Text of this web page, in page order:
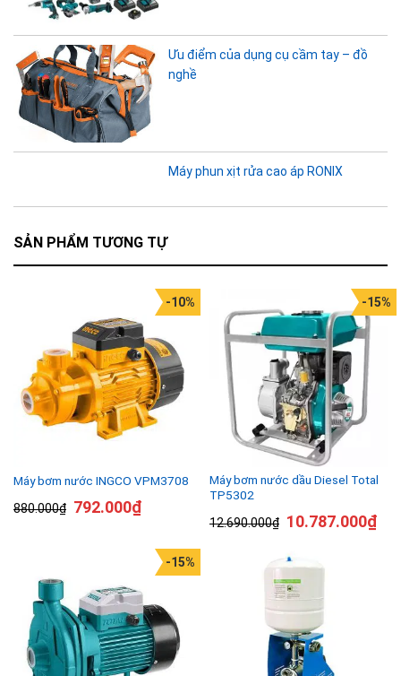
Ưu điểm của dụng cụ cầm tay – đồ
nghề
Máy phun xịt rửa cao áp RONIX
SẢN PHẨM TƯƠNG TỰ
Máy bơm nước INGCO VPM3708
880.000₫
-10%
792.000₫
Máy bơm nước dầu Diesel Total
TP5302
12.690.000₫
-15%
10.787.000₫
-15%